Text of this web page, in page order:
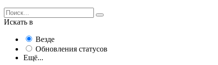
Искать в
Везде
Обновления статусов
Ещё...